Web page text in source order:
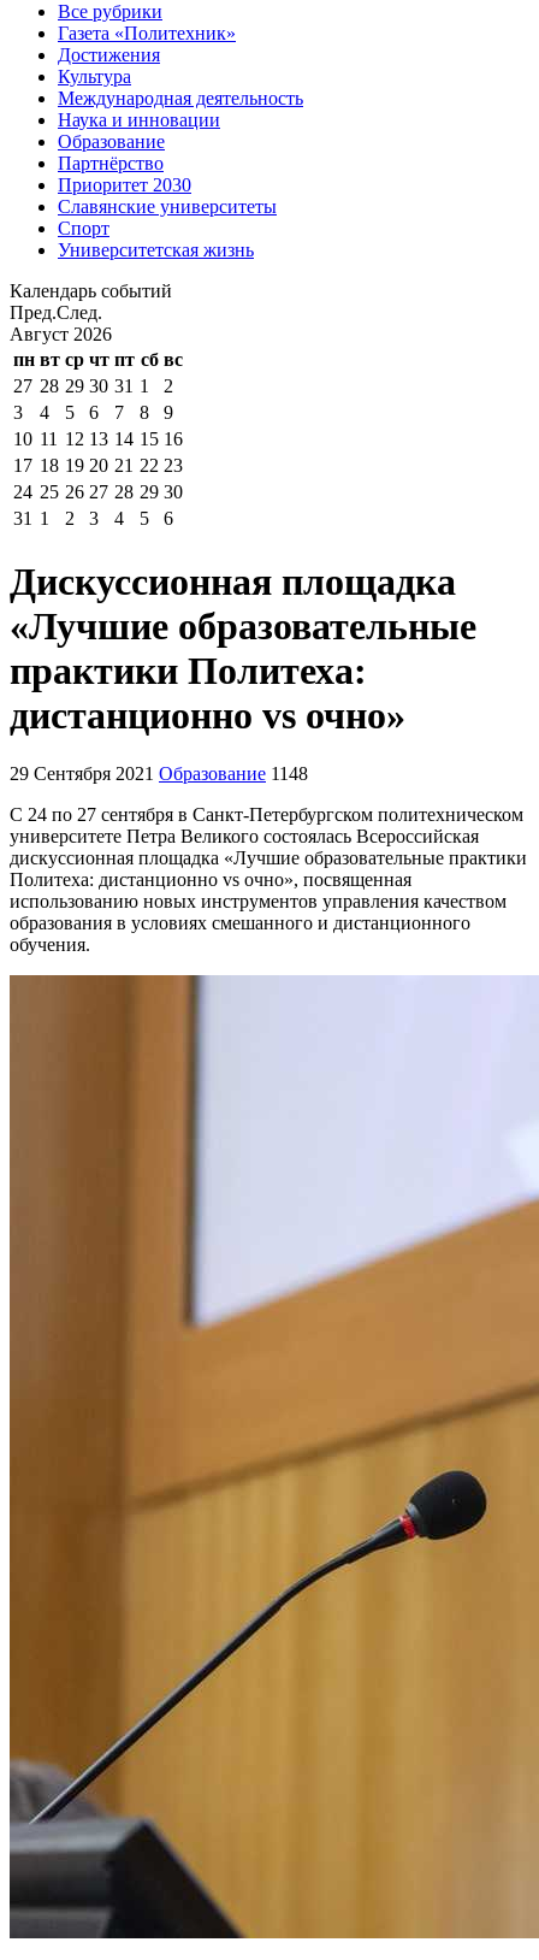
Все рубрики
Газета «Политехник»
Достижения
Культура
Международная деятельность
Наука и инновации
Образование
Партнёрство
Приоритет 2030
Славянские университеты
Спорт
Университетская жизнь
Календарь событий
Пред.След.
Август 2026
пн вт ср чт пт сб вс
27 28 29 30 31 1
2
3
4 5 6 7 8
9
10 11 12 13 14 15 16
17 18 19 20 21 22 23
24 25 26 27 28 29 30
31 1 2 3 4 5 6
Дискуссионная площадка
«Лучшие образовательные
практики Политеха:
дистанционно vs очно»
29 Сентября 2021 Образование 1148
С 24 по 27 сентября в Санкт-Петербургском политехническом
университете Петра Великого состоялась Всероссийская
дискуссионная площадка «Лучшие образовательные практики
Политеха: дистанционно vs очно», посвященная
использованию новых инструментов управления качеством
образования в условиях смешанного и дистанционного
обучения.